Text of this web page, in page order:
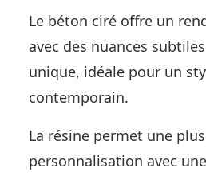
Le béton ciré offre un
avec des nuances
unique, idéale pour un
contemporain.
La résine permet une
personnalisation avec